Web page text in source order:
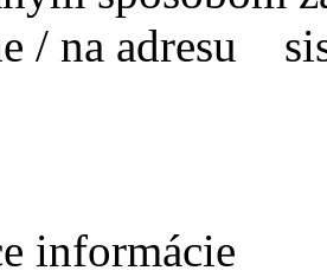
/ na adresu
informácie